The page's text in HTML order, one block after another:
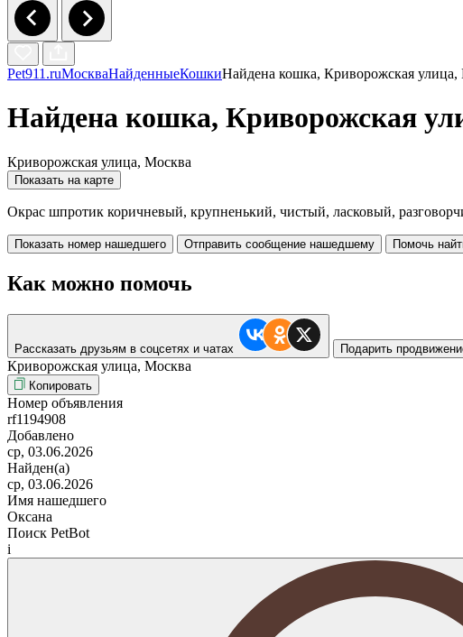
Pet911.ruМоскваНайденныеКошкиНайдена кошка, Криворожская улица,
Найдена кошка, Криворожская
Криворожская улица, Москва
Показать на карте
Окрас шпротик коричневый, крупненький, чистый, ласковый,
Показать номер нашедшего Отправить сообщение нашедшему Помочь
Как можно помочь
Рассказать друзьям в соцсетях и чатах Подарить
Криворожская улица, Москва
Копировать
Номер объявления
rf1194908
Добавлено
ср, 03.06.2026
Найден(а)
ср, 03.06.2026
Имя нашедшего
Оксана
Поиск PetBot
i